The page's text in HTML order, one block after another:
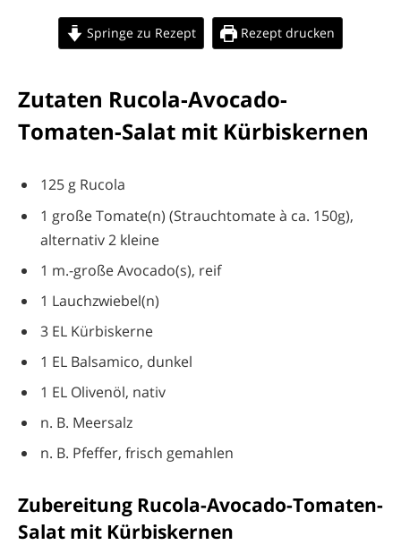
Springe zu Rezept Rezept drucken
Zutaten Rucola-Avocado-
Tomaten-Salat mit Kürbiskernen
125 g Rucola
1 große Tomate(n) (Strauchtomate à ca. 150g),
alternativ 2 kleine
1 m.-große Avocado(s), reif
1 Lauchzwiebel(n)
3 EL Kürbiskerne
1 EL Balsamico, dunkel
1 EL Olivenöl, nativ
n. B. Meersalz
n. B. Pfeffer, frisch gemahlen
Zubereitung Rucola-Avocado-Tomaten-
Salat mit Kürbiskernen